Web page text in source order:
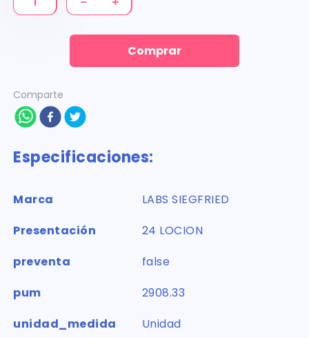
Comprar
Comparte
Especificaciones:
Marca
LABS SIEGFRIED
Presentación
24 LOCION
preventa
false
pum
2908.33
unidad_medida
Unidad